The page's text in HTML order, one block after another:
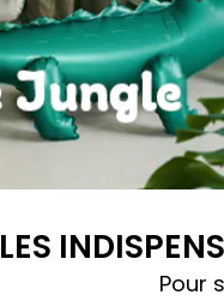
LES
Pour